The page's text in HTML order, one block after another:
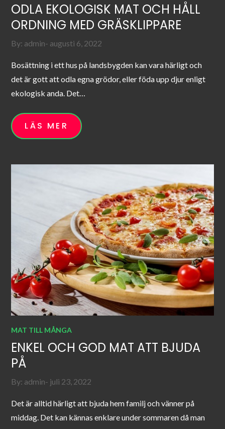
ODLA EKOLOGISK MAT OCH HÅLL
ORDNING MED GRÄSKLIPPARE
By: admin Posted
augusti 6, 2022
Bosättning i ett hus på landsbygden kan vara härligt och
det är gott att odla egna grödor, eller föda upp djur enligt
ekologisk anda. Det…
LÄS MER
MAT TILL MÅNGA
ENKEL OCH GOD MAT ATT BJUDA
PÅ
By: admin Posted
juli 23, 2022
Det är alltid härligt att bjuda hem familj och vänner på
middag. Det kan kännas enklare under sommaren då man